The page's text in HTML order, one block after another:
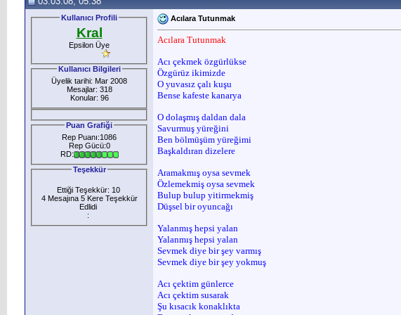
Kullanıcı Profili
Kral
Epsilon Üye
Kullanıcı Bilgileri
Üyelik tarihi: Mar 2008
Mesajlar: 318
Konular: 96
Puan Grafiği
Rep Puanı:1086
Rep Gücü:0
RD:
Teşekkür
Ettiği Teşekkür: 10
4 Mesajına 5 Kere Teşekkür
Edlidi
:
Acılara Tutunmak
Acılara Tutunmak
Acı çekmek özgürlükse
Özgürüz ikimizde
O yuvasız çalı kuşu
Bense kafeste kanarya
O dolaşmış daldan dala
Savurmuş yüreğini
Ben bölmüşüm yüreğimi
Başkaldıran dizelere
Aramakmış oysa sevmek
Özlemekmiş oysa sevmek
Bulup bulup yitirmekmiş
Düşsel bir oyuncağı
Yalanmış hepsi yalan
Yalanmış hepsi yalan
Sevmek diye bir şey varmış
Sevmek diye bir şey yokmuş
Acı çektim günlerce
Acı çektim susarak
Şu kısacık konaklıkta